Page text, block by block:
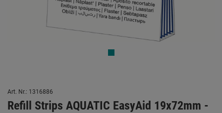
Art. Nr.: 1316886
Refill Strips AQUATIC EasyAid 19x72mm -